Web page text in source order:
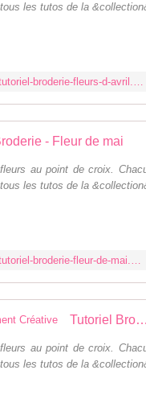
les tutos de la
http://www.passionnementcreative.fr/2014/04/tutoriel-broderie-fleurs-d-avril.html
- Fleur de mai
au point de croix.
les tutos de la
http://www.passionnementcreative.fr/2014/05/tutoriel-broderie-fleur-de-mai.html
Tutoriel Broderie - Fleur de juin - Passionnément Créative
au point de croix.
les tutos de la